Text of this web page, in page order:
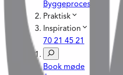
Byggeprocessen
Praktisk
Inspiration
70 21 45 21
Book møde